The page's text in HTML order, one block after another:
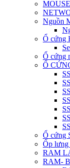
Nguồn
Ổ cứng
Ổ cứng
Ổ
Ổ cứng
Ốp lưng
RAM
RAM-